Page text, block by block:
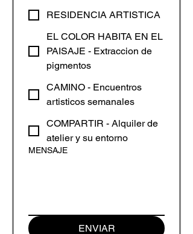
RESIDENCIA ARTISTICA
EL COLOR HABITA EN EL
PAISAJE - Extraccion de
pigmentos
CAMINO - Encuentros
artisticos semanales
COMPARTIR - Alquiler de
atelier y su entorno
MENSAJE
ENVIAR